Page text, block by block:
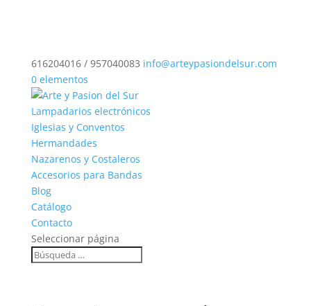
616204016 / 957040083 info@arteypasiondelsur.com
0 elementos
Lampadarios electrónicos
Iglesias y Conventos
Hermandades
Nazarenos y Costaleros
Accesorios para Bandas
Blog
Catálogo
Contacto
Seleccionar página